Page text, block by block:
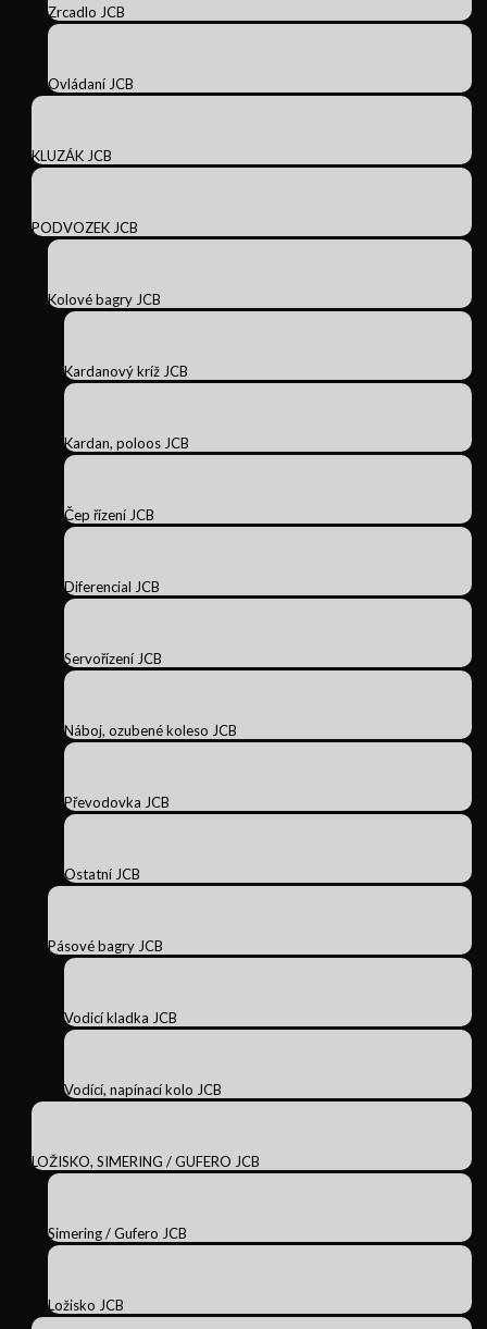
Zrcadlo JCB
Ovládaní JCB
KLUZÁK JCB
PODVOZEK JCB
Kolové bagry JCB
Kardanový kríž JCB
Kardan, poloos JCB
Čep řízení JCB
Diferencial JCB
Servořízení JCB
Náboj, ozubené koleso JCB
Převodovka JCB
Ostatní JCB
Pásové bagry JCB
Vodicí kladka JCB
Vodící, napínací kolo JCB
LOŽISKO, SIMERING / GUFERO JCB
Simering / Gufero JCB
Ložisko JCB